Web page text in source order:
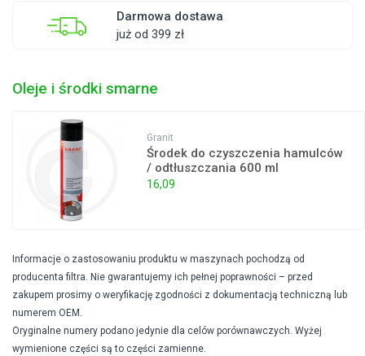
Darmowa dostawa
już od 399 zł
Oleje i środki smarne
Granit
Środek do czyszczenia hamulców
/ odtłuszczania 600 ml
16,09
Informacje o zastosowaniu produktu w maszynach pochodzą od
producenta filtra. Nie gwarantujemy ich pełnej poprawności – przed
zakupem prosimy o weryfikację zgodności z dokumentacją techniczną lub
numerem OEM.
Oryginalne numery podano jedynie dla celów porównawczych. Wyżej
wymienione części są to części zamienne.